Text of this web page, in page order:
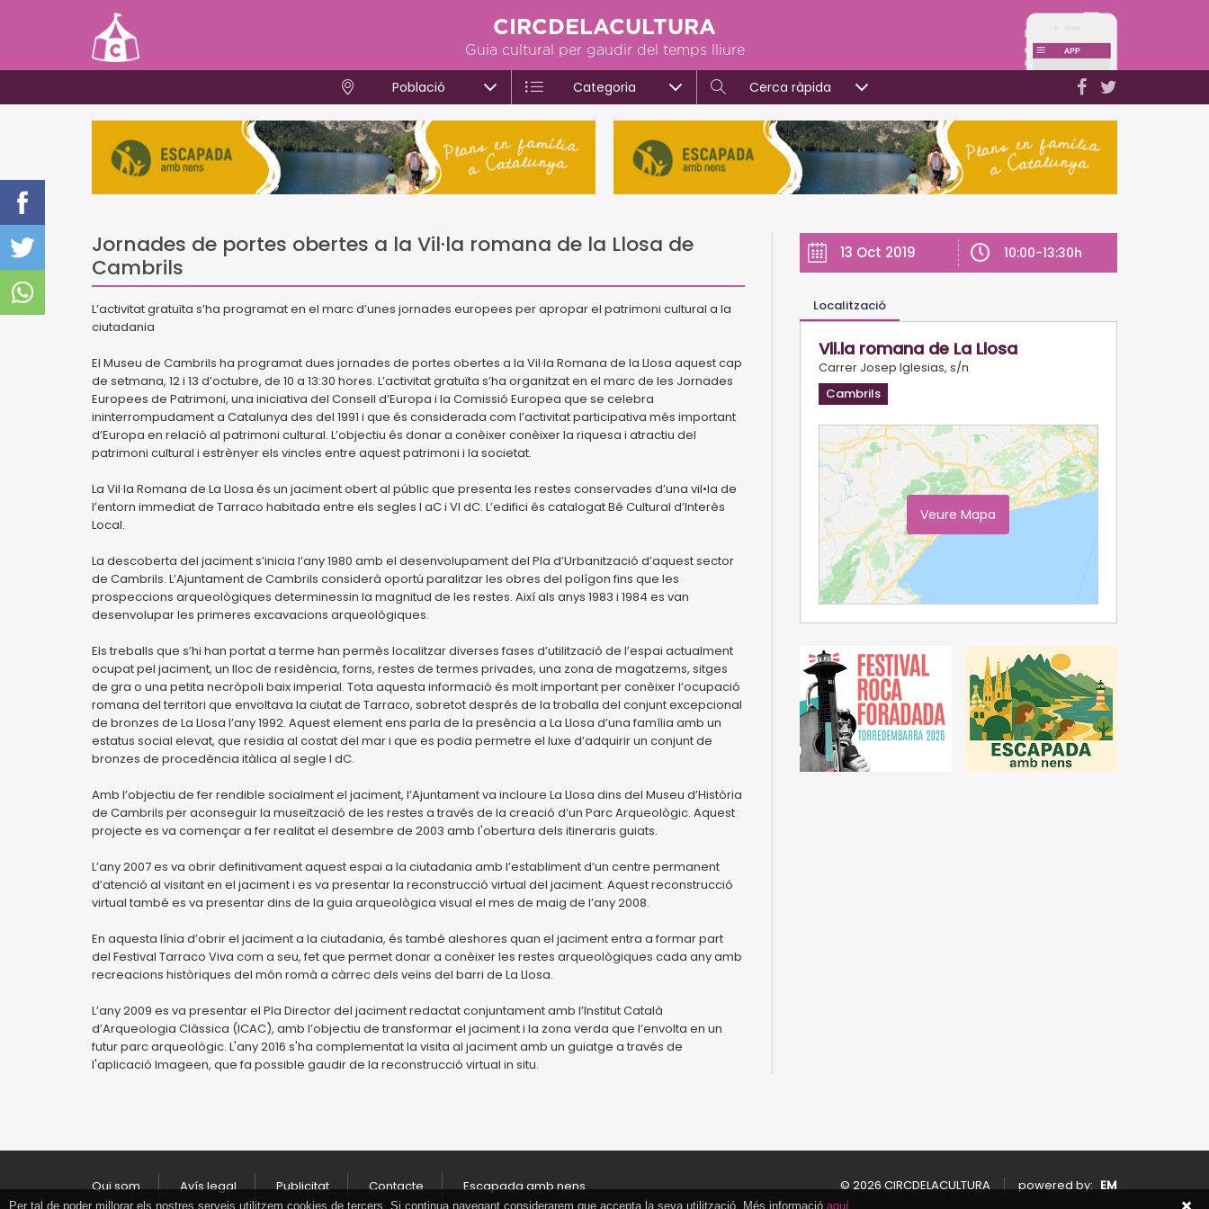
CIRCDELACULTURA
Guia cultural per gaudir del temps lliure
Població Categoria Cerca ràpida
Jornades de portes obertes a la Vil·la romana de la Llosa de
Cambrils
L’activitat gratuïta s’ha programat en el marc d’unes jornades europees per apropar el patrimoni cultural a la
ciutadania
El Museu de Cambrils ha programat dues jornades de portes obertes a la Vil·la Romana de la Llosa aquest cap
de setmana, 12 i 13 d’octubre, de 10 a 13:30 hores. L’activitat gratuïta s’ha organitzat en el marc de les Jornades
Europees de Patrimoni, una iniciativa del Consell d’Europa i la Comissió Europea que se celebra
ininterrompudament a Catalunya des del 1991 i que és considerada com l’activitat participativa més important
d’Europa en relació al patrimoni cultural. L’objectiu és donar a conèixer conèixer la riquesa i atractiu del
patrimoni cultural i estrènyer els vincles entre aquest patrimoni i la societat.
La Vil·la Romana de La Llosa és un jaciment obert al públic que presenta les restes conservades d’una vil•la de
l’entorn immediat de Tarraco habitada entre els segles I aC i VI dC. L’edifici és catalogat Bé Cultural d’Interès
Local.
La descoberta del jaciment s’inicia l’any 1980 amb el desenvolupament del Pla d’Urbanització d’aquest sector
de Cambrils. L’Ajuntament de Cambrils considerà oportú paralitzar les obres del polígon fins que les
prospeccions arqueològiques determinessin la magnitud de les restes. Així als anys 1983 i 1984 es van
desenvolupar les primeres excavacions arqueològiques.
Els treballs que s’hi han portat a terme han permès localitzar diverses fases d’utilització de l’espai actualment
ocupat pel jaciment, un lloc de residència, forns, restes de termes privades, una zona de magatzems, sitges
de gra o una petita necròpoli baix imperial. Tota aquesta informació és molt important per conèixer l’ocupació
romana del territori que envoltava la ciutat de Tarraco, sobretot després de la troballa del conjunt excepcional
de bronzes de La Llosa l’any 1992. Aquest element ens parla de la presència a La Llosa d’una família amb un
estatus social elevat, que residia al costat del mar i que es podia permetre el luxe d’adquirir un conjunt de
bronzes de procedència itàlica al segle I dC.
Amb l’objectiu de fer rendible socialment el jaciment, l’Ajuntament va incloure La Llosa dins del Museu d’Història
de Cambrils per aconseguir la museïtzació de les restes a través de la creació d’un Parc Arqueològic. Aquest
projecte es va començar a fer realitat el desembre de 2003 amb l'obertura dels itineraris guiats.
L’any 2007 es va obrir definitivament aquest espai a la ciutadania amb l’establiment d’un centre permanent
d’atenció al visitant en el jaciment i es va presentar la reconstrucció virtual del jaciment. Aquest reconstrucció
virtual també es va presentar dins de la guia arqueològica visual el mes de maig de l’any 2008.
En aquesta línia d’obrir el jaciment a la ciutadania, és també aleshores quan el jaciment entra a formar part
del Festival Tarraco Viva com a seu, fet que permet donar a conèixer les restes arqueològiques cada any amb
recreacions històriques del món romà a càrrec dels veïns del barri de La Llosa.
L’any 2009 es va presentar el Pla Director del jaciment redactat conjuntament amb l’Institut Català
d’Arqueologia Clàssica (ICAC), amb l’objectiu de transformar el jaciment i la zona verda que l’envolta en un
futur parc arqueològic. L'any 2016 s'ha complementat la visita al jaciment amb un guiatge a través de
l'aplicació Imageen, que fa possible gaudir de la reconstrucció virtual in situ.
13 Oct 2019 10:00-13:30h
Localització
Vil.la romana de La Llosa
Carrer Josep Iglesias, s/n
Cambrils
Veure Mapa
Qui som Avís legal Publicitat Contacte Escapada amb nens © 2026 CIRCDELACULTURA powered by: EM
Per tal de poder millorar els nostres serveis utilitzem cookies de tercers. Si continua navegant considerarem que accepta la seva utilització. Més informació aquí
Tancar